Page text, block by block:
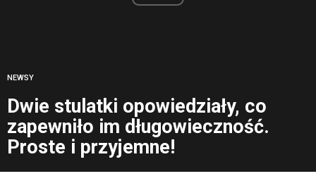
NEWSY
Dwie stulatki opowiedziały, co
zapewniło im długowieczność.
Proste i przyjemne!